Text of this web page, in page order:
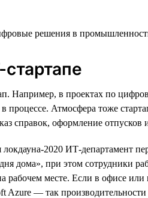
Например, в проектах по
Атмосфера тоже
справок, оформление отпусков
2020 ИТ-департамент
дома», при этом сотрудники
рабочем месте. Если в офисе
— так производительности